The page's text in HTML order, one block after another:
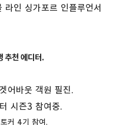
인 싱가포르 인플루언서
추천 에디터.
어바웃 객원 필진.
시즌3 참여중.
커 4기 참여.